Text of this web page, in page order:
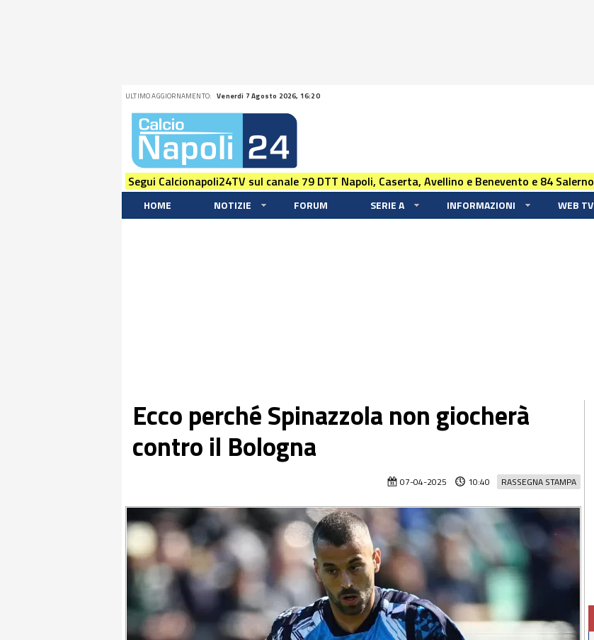
ULTIMO AGGIORNAMENTO: Venerdi 7 Agosto 2026, 16:20
Segui Calcionapoli24TV sul canale 79 DTT Napoli, Caserta, Avellino e Benevento e 84 Salerno
HOME NOTIZIE FORUM SERIE A INFORMAZIONI WEB TV
Ecco perché Spinazzola non giocherà
contro il Bologna
RASSEGNA STAMPA
07-04-2025 10:40